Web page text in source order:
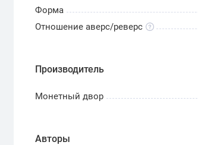
Форма
Отношение аверс/реверс
Производитель
Монетный двор
Авторы